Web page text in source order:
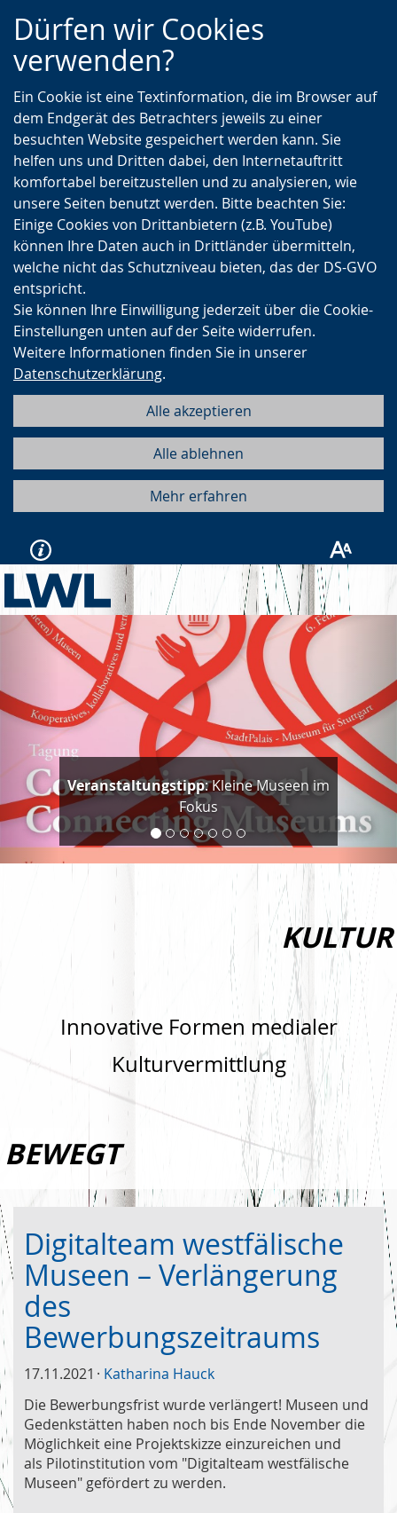
Zur
Hauptnavigation
Zur
Seitennavigation
Zum
Inhalt
Dürfen wir Cookies
verwenden?
Ein Cookie ist eine Textinformation, die im Browser auf
dem Endgerät des Betrachters jeweils zu einer
besuchten Website gespeichert werden kann. Sie
helfen uns und Dritten dabei, den Internetauftritt
komfortabel bereitzustellen und zu analysieren, wie
unsere Seiten benutzt werden. Bitte beachten Sie:
Einige Cookies von Drittanbietern (z.B. YouTube)
können Ihre Daten auch in Drittländer übermitteln,
welche nicht das Schutzniveau bieten, das der DS-GVO
entspricht.
Sie können Ihre Einwilligung jederzeit über die Cookie-
Einstellungen unten auf der Seite widerrufen.
Weitere Informationen finden Sie in unserer
Datenschutzerklärung.
Alle akzeptieren
Alle ablehnen
Mehr erfahren
Veranstaltungstipp: Kleine Museen im
Fokus
Vorherige
KULTUR
Innovative Formen medialer
Kulturvermittlung
BEWEGT
Digitalteam westfälische
Museen – Verlängerung
des
Bewerbungszeitraums
17.11.2021
Katharina Hauck
Die Bewerbungsfrist wurde verlängert! Museen und
Gedenkstätten haben noch bis Ende November die
Möglichkeit eine Projektskizze einzureichen und
als Pilotinstitution vom "Digitalteam westfälische
Museen" gefördert zu werden.